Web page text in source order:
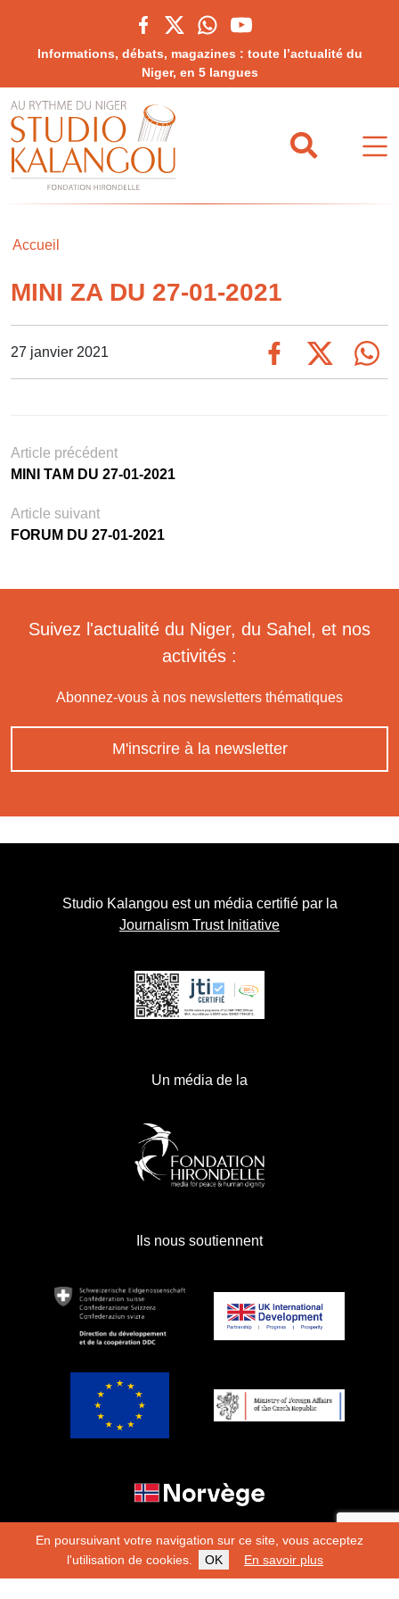
En poursuivant votre navigation sur ce site, vous acceptez
l'utilisation de cookies.
OK En savoir plus
Informations, débats, magazines : toute l’actualité du
Niger, en 5 langues
Accueil
MINI ZA DU 27-01-2021
27 janvier 2021
Article précédent
MINI TAM DU 27-01-2021
Article suivant
FORUM DU 27-01-2021
Suivez l'actualité du Niger, du Sahel, et nos
activités :
Abonnez-vous à nos newsletters thématiques
M'inscrire à la newsletter
Studio Kalangou est un média certifié par la
Journalism Trust Initiative
Un média de la
Ils nous soutiennent